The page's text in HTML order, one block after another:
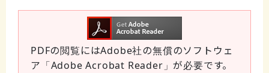
PDFの閲覧にはAdobe社の無償のソフトウェ
ア「Adobe Acrobat Reader」が必要です。